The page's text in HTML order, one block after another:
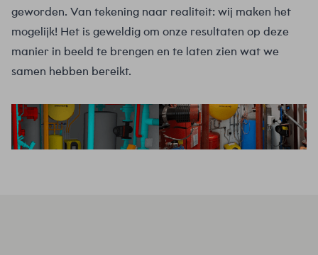
geworden. Van tekening naar realiteit: wij maken het
mogelijk! Het is geweldig om onze resultaten op deze
manier in beeld te brengen en te laten zien wat we
samen hebben bereikt.